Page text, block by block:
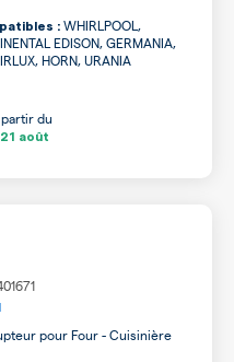
: WHIRLPOOL,
EDISON, GERMANIA,
HORN, URANIA
du
21 août
pour Four - Cuisinière